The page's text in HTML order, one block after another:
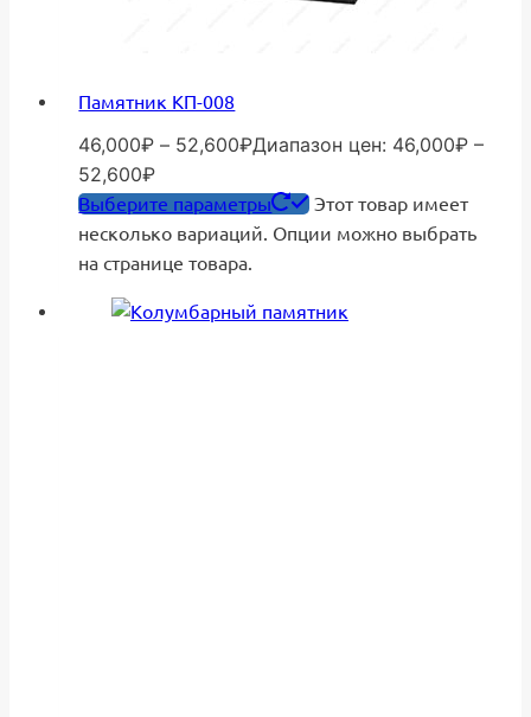
Памятник КП-008
46,000₽ – 52,600₽Диапазон цен: 46,000₽ –
52,600₽
Выберите параметры
Этот товар имеет
несколько вариаций. Опции можно выбрать
на странице товара.